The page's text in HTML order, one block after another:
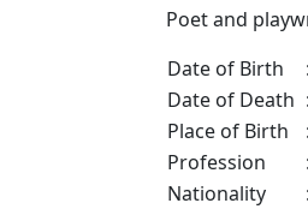
Poet and
Date of Birth
:
Date of Death :
Place of Birth
:
Profession
:
Nationality
: